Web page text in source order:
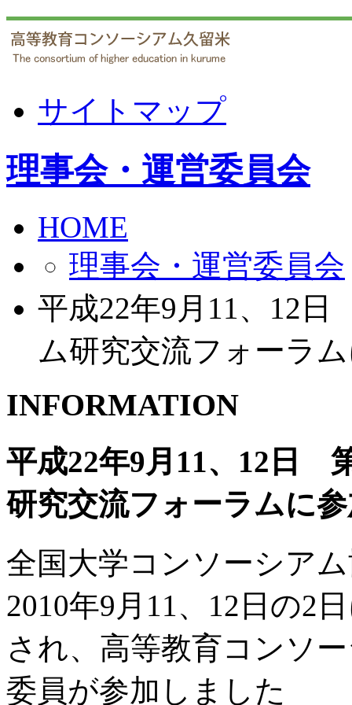
サイトマップ
理事会・運営委員会
HOME
理事会・運営委員会
平成22年9月11、12
ム研究交流フォーラ
INFORMATION
平成22年9月11、12日
研究交流フォーラムに
全国大学コンソーシア
2010年9月11、12日の2
され、高等教育コンソ
委員が参加しました